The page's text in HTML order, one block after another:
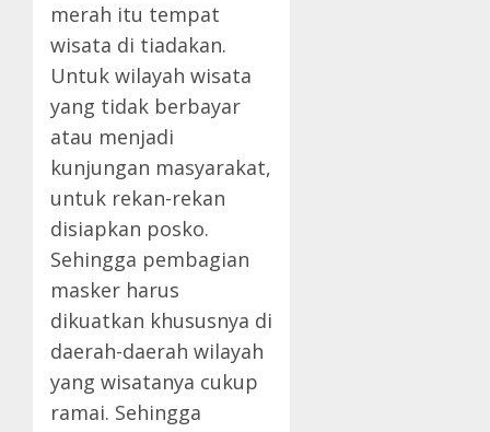
merah itu tempat
wisata di tiadakan.
Untuk wilayah wisata
yang tidak berbayar
atau menjadi
kunjungan masyarakat,
untuk rekan-rekan
disiapkan posko.
Sehingga pembagian
masker harus
dikuatkan khususnya di
daerah-daerah wilayah
yang wisatanya cukup
ramai. Sehingga